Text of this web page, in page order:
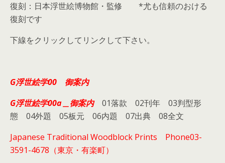
復刻：日本浮世絵博物館・監修 *尤も信頼のおける
復刻です
下線をクリックしてリンクして下さい。
G浮世絵学00 御案内
G浮世絵学00a＿御案内01落款 02刊年 03判型形
態 04外題 05板元 06内題 07出典 08全文
Japanese Traditional Woodblock Prints
Phone03-
3591-4678（東京・有楽町）